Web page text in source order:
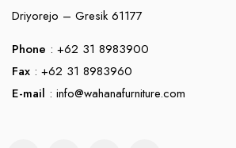
Driyorejo – Gresik 61177
Phone : +62 31 8983900
Fax : +62 31 8983960
E-mail : info@wahanafurniture.com